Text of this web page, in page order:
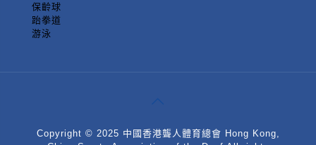
保齡球
跆拳道
游泳
Copyright © 2025 中國香港聾人體育總會 Hong Kong,